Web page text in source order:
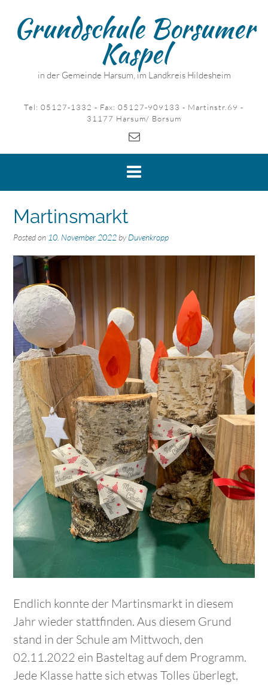
contentGrundschule Borsumer
Kaspel
in der Gemeinde Harsum, im Landkreis Hildesheim
Tel: 05127-1332 - Fax: 05127-909133 - Martinstr.69 -
31177 Harsum/ Borsum
Martinsmarkt
Posted on 10. November 2022 byDuvenkropp
Endlich konnte der Martinsmarkt in diesem
Jahr wieder stattfinden. Aus diesem Grund
stand in der Schule am Mittwoch, den
02.11.2022 ein Basteltag auf dem Programm.
Jede Klasse hatte sich etwas Tolles überlegt,